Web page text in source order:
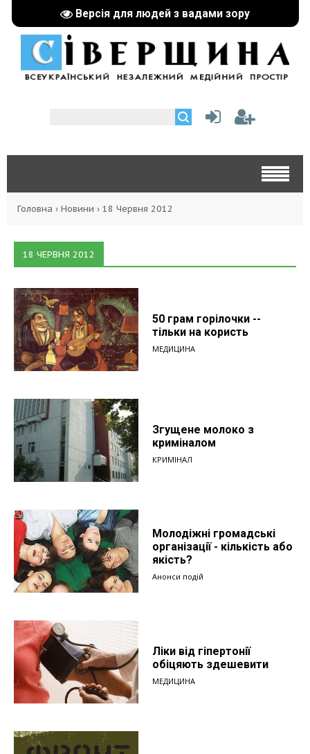
Версія для людей з вадами зору
Головна › Новини › 18 Червня 2012
18 ЧЕРВНЯ 2012
50 грам горілочки --
тільки на користь
МЕДИЦИНА
Згущене молоко з
криміналом
КРИМІНАЛ
Молодіжні громадські
організації - кількість або
якість?
Анонси подій
Ліки від гіпертонії
обіцяють здешевити
МЕДИЦИНА